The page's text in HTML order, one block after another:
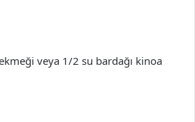
veya 1/2 su bardağı kinoa